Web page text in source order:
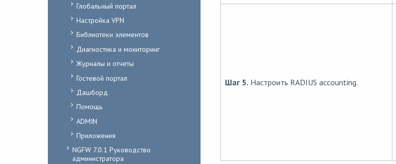
Глобальный портал
Настройка VPN
Библиотеки элементов
Диагностика и мониторинг
Журналы и отчеты
Гостевой портал
Дашборд
Помощь
ADMIN
Приложения
NGFW 7.0.1 Руководство
администратора
Шаг 5. Настроить RADIUS accounting.